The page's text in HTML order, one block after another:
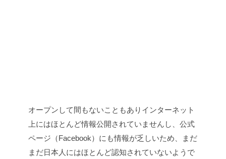
オープンして間もないこともありインターネット
上にはほとんど情報公開されていませんし、公式
ページ（Facebook）にも情報が乏しいため、まだ
まだ日本人にはほとんど認知されていないようで